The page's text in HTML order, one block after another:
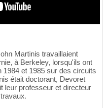
Martinis travaillaient
à Berkeley, lorsqu'ils ont
et 1985 sur des circuits
était doctorant, Devoret
leur professeur et directeur